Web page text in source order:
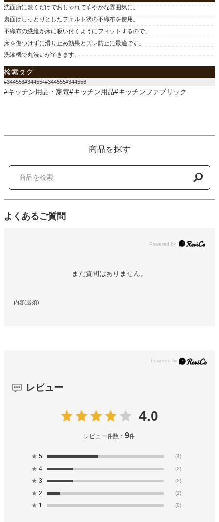
洗面所に敷くだけでおしゃれで華やかな雰囲気に。
裏面はしっとりとしたフェルト状の不織布を使用。
不織布の繊維が床に吸い付くようにフィットするので、
床を傷つけずに滑り止め効果とズレ防止に最適です。
洗濯機で丸洗いができます。
検索タグ
#344553#344554#344555#344556
#キッチン用品・家電#キッチン用品#キッチンファブリック
商品を探す
よくあるご質問
Powered by
まだ質問はありません。
内容(必須)
レビュー
4.0
レビュー件数：9件
★ 5 (4)
★ 4 (2)
★ 3 (2)
★ 2 (1)
★ 1 (0)